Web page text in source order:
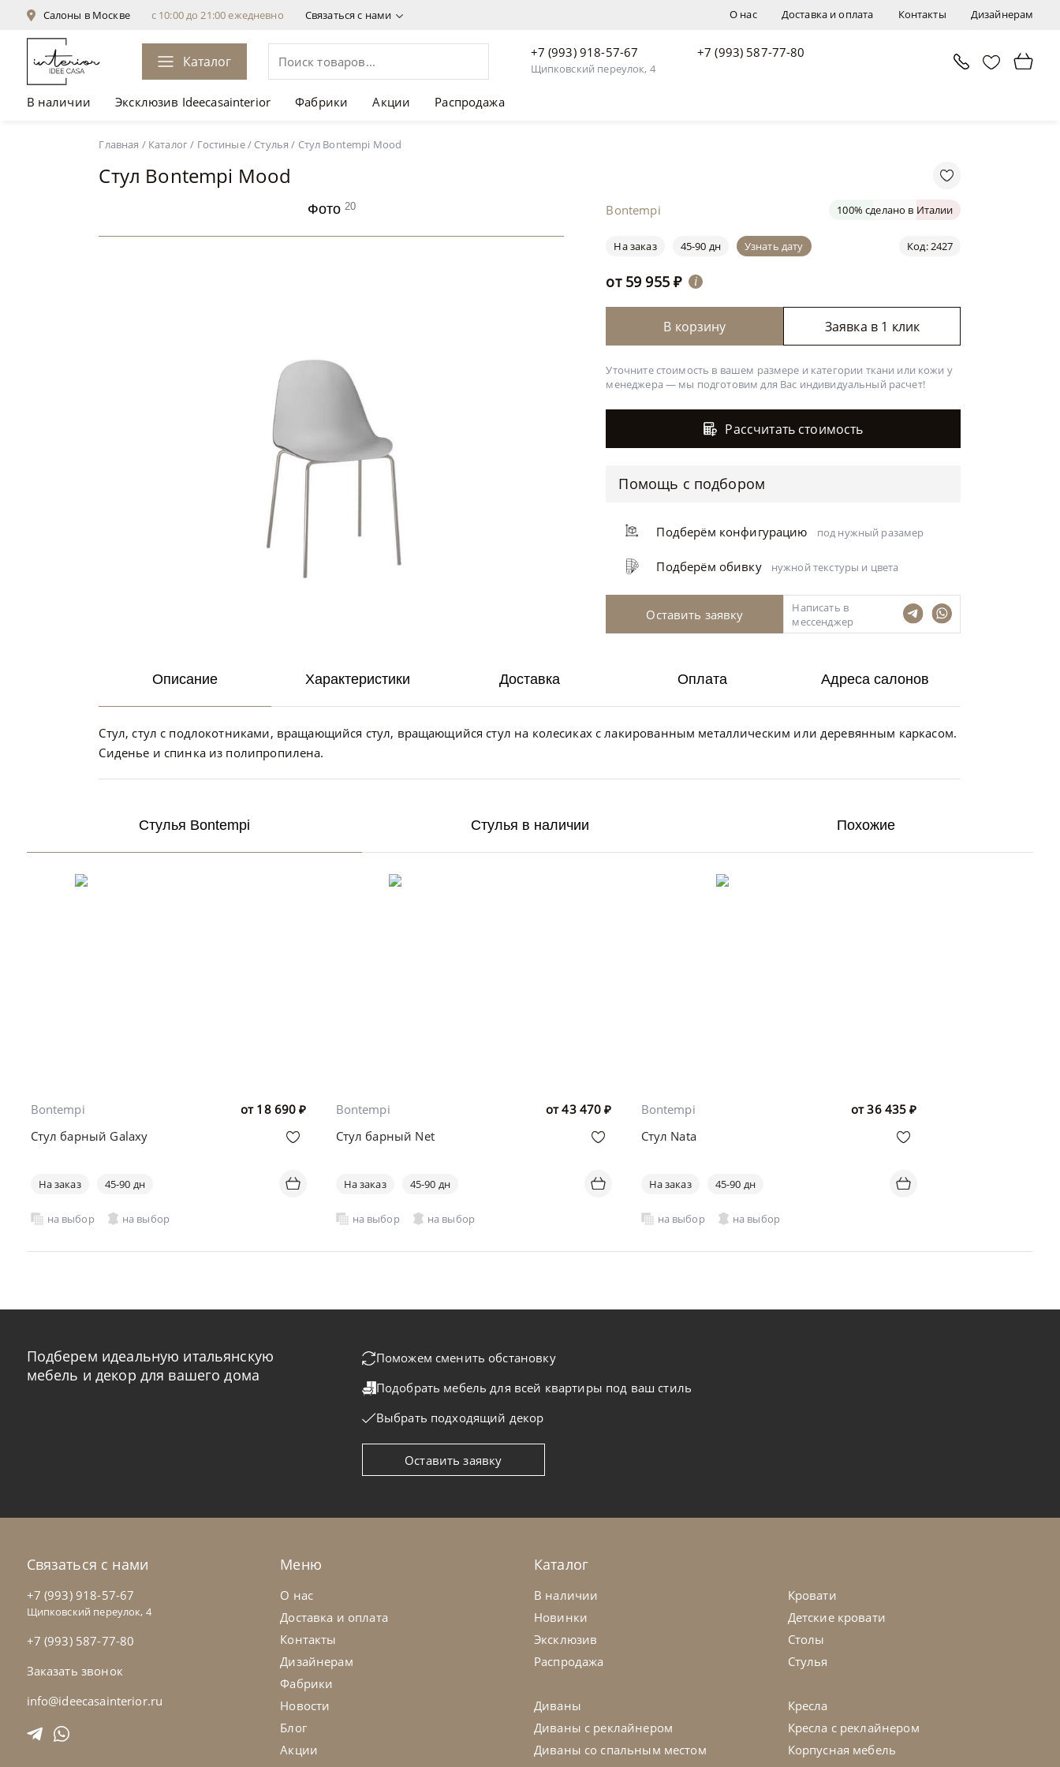
О нас Доставка и оплата Контакты Дизайнерам
Салоны в Москве с 10:00 до 21:00 ежедневно Связаться с нами
Каталог
+7 (993) 918-57-67
Щипковский переулок, 4
+7 (993) 587-77-80
В наличии Эксклюзив Ideecasainterior Фабрики Акции Распродажа
Главная / Каталог/ Гостиные/ Стулья / Стул Bontempi Mood
Стул Bontempi Mood
Фото 20 Bontempi 100% сделано в Италии
Код: 2427
На заказ 45-90 дн Узнать дату
от 59 955 ₽ i
В корзину Заявка в 1 клик
Уточните стоимость в вашем размере и категории ткани или кожи у
менеджера — мы подготовим для Вас индивидуальный расчет!
Рассчитать стоимость
Помощь с подбором
Подберём конфигурацию под нужный разамер
Подберём обивку нужной текстуры и цвета
Оставить заявку
Написать в
мессенджер
Описание
Стул, стул с подлокотниками, вращающийся стул, вращающийся стул на колесиках с лакированным металлическим или деревянным каркасом.
Сиденье и спинка из полипропилена.
Характеристики Доставка Оплата Адреса салонов
Стулья Bontempi
от 18 690 ₽
Bontempi
Стул барный Galaxy
На заказ 45-90 дн
на выбор на выбор
от43 470 ₽
Bontempi
Стул барный Net
На заказ 45-90 дн
на выбор на выбор
от36 435 ₽
Bontempi
Стул Nata
На заказ 45-90 дн
на выбор на выбор
Стулья в наличии Похожие
Подберем идеальную итальянскую
мебель и декор для вашего дома
Поможем сменить обстановку
Подобрать мебель для всей квартиры под ваш стиль
Выбрать подходящий декор
Оставить заявку
Связаться с нами
+7 (993) 918-57-67
Щипковский переулок, 4
+7 (993) 587-77-80
Заказать звонок
info@ideecasainterior.ru
Меню
О нас
Доставка и оплата
Контакты
Дизайнерам
Фабрики
Новости
Блог
Акции
Каталог
В наличии
Новинки
Эксклюзив
Распродажа
Диваны
Диваны с реклайнером
Диваны со спальным местом
Кровати
Детские кровати
Столы
Стулья
Кресла
Кресла с реклайнером
Корпусная мебель